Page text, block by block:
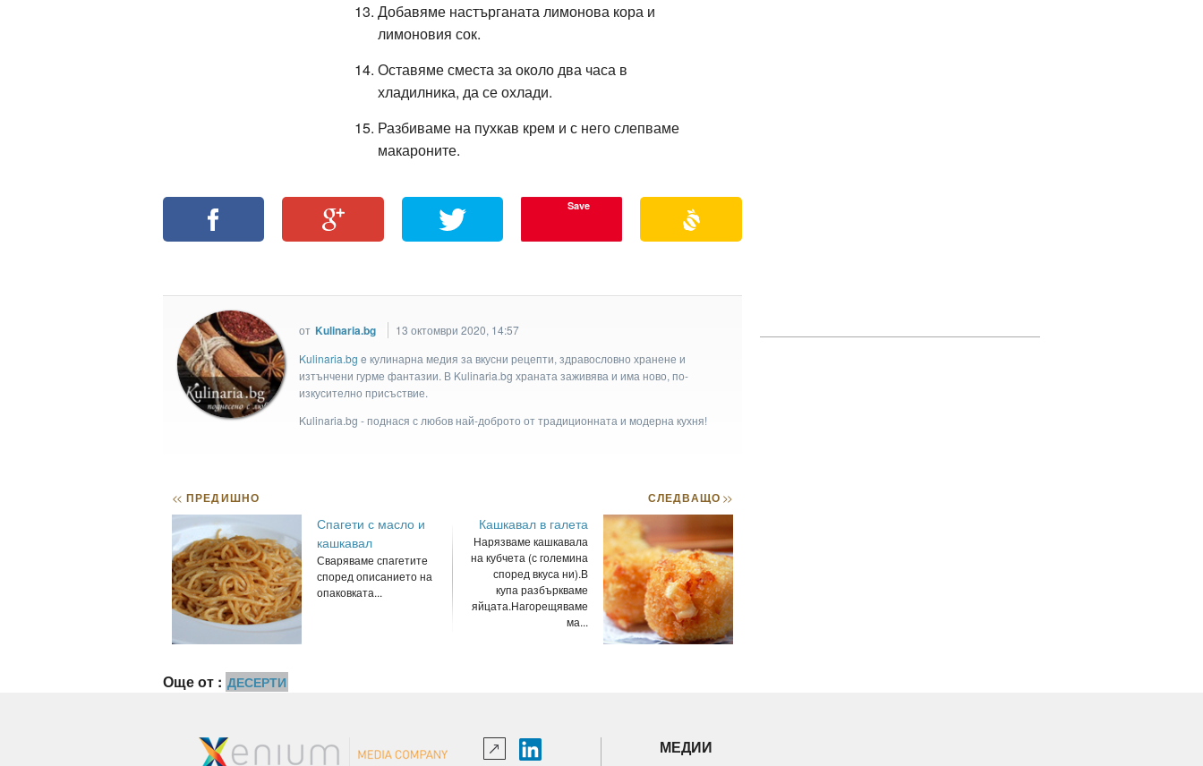
Добавяме настърганата лимонова кора и
лимоновия сок.
Оставяме сместа за около два часа в
хладилника, да се охлади.
Разбиваме на пухкав крем и с него слепваме
макароните.
Save
от Kulinaria.bg
13 октомври 2020, 14:57
Kulinaria.bg e кулинарна медия за вкусни рецепти, здравословно хранене и
изтънчени гурме фантазии. В Kulinaria.bg храната заживява и има ново, по-
изкусително присъствие.
Kulinaria.bg - поднася с любов най-доброто от традиционната и модерна кухня!
<< ПРЕДИШНО
Спагети с масло и
кашкавал
Сваряваме спагетите
според описанието на
опаковката...
СЛЕДВАЩО>>
Кашкавал в галета
Нарязваме кашкавала
на кубчета (с големина
според вкуса ни).В
купа разбъркваме
яйцата.Нагорещяваме
ма...
Още от : ДЕСЕРТИ
МЕДИИ